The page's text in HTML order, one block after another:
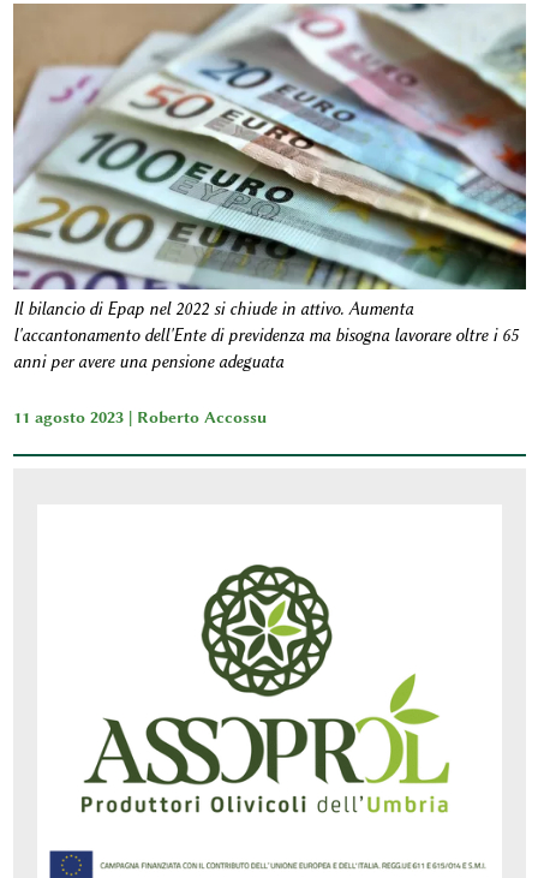
Il bilancio di Epap nel 2022 si chiude in attivo. Aumenta
l'accantonamento dell'Ente di previdenza ma bisogna lavorare oltre i 65
anni per avere una pensione adeguata
11 agosto 2023 | Roberto Accossu